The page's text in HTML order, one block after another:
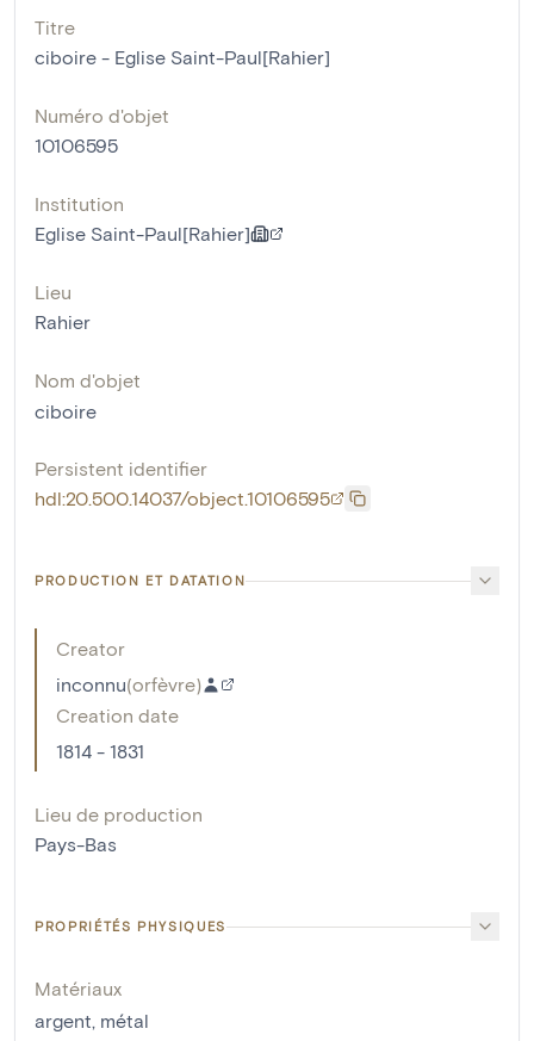
Titre
ciboire - Eglise Saint-Paul[Rahier]
Numéro d'objet
10106595
Institution
Eglise Saint-Paul[Rahier]
Lieu
Rahier
Nom d'objet
ciboire
Persistent identifier
hdl:20.500.14037/object.10106595
PRODUCTION ET DATATION
Creator
inconnu(orfèvre)
Creation date
1814 - 1831
Lieu de production
Pays-Bas
PROPRIÉTÉS PHYSIQUES
Matériaux
argent, métal